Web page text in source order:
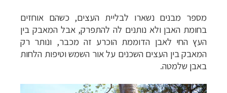
מספר מבנים נשארו לבליית העצים, כשהם אוחזים
בחומת האבן ולא נותנים לה להתפרק, אבל המאבק בין
העץ החי לאבן הדוממת הוכרע זה מכבר, ונותר רק
המאבק בין העצים השכנים על אור השמש וטיפות הלחות
באבן שלמטה.